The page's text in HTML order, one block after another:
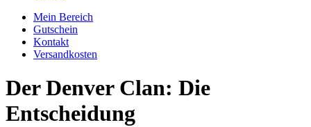
Mein Bereich
Gutschein
Kontakt
Versandkosten
Der Denver Clan: Die
Entscheidung